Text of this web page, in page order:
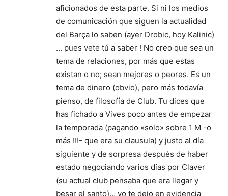
aficionados de esta parte. Si ni los medios
de comunicación que siguen la actualidad
del Barça lo saben (ayer Drobic, hoy Kalinic)
… pues vete tú a saber ! No creo que sea un
tema de relaciones, por más que estas
existan o no; sean mejores o peores. Es un
tema de dinero (obvio), pero más todavía
pienso, de filosofía de Club. Tu dices que
has fichado a Vives poco antes de empezar
la temporada (pagando «solo» sobre 1 M -o
más !!!- que era su clausula) y justo al día
siguiente y de sorpresa después de haber
estado negociando varios días por Claver
(su actual club pensaba que era llegar y
besar el santo)… yo te dejo en evidencia